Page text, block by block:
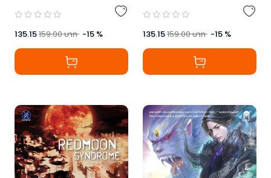
135.15159.00บาท -15 % 135.15159.00บาท -15 %